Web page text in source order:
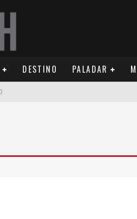
DESTINO PALADAR
QUE VIVEM NOS EUA